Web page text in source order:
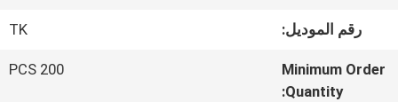
المعمل
رقم الموديل: TK
Minimum Order
Quantity:
200 PCS